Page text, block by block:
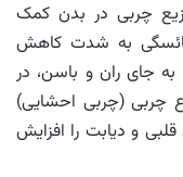
چربی در بدن کمک
به شدت کاهش
به جای ران و باسن، در
چربی (چربی احشایی)
و دیابت را افزایش